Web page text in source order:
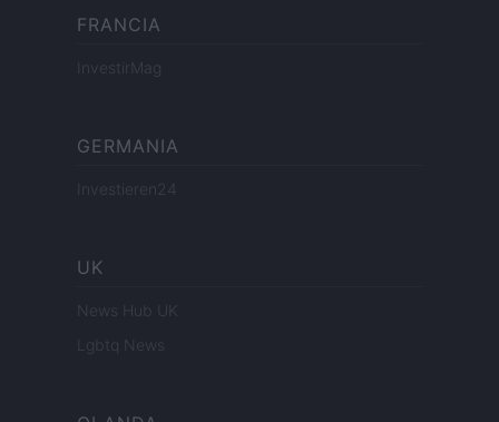
FRANCIA
InvestirMag
GERMANIA
Investieren24
UK
News Hub UK
Lgbtq News